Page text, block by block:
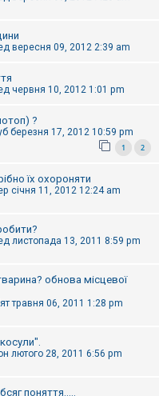
вересня 09, 2012 2:39 am
червня 10, 2012 1:01 pm
?
березня 17, 2012 10:59 pm
1 2
їх охороняти
січня 11, 2012 12:24 am
листопада 13, 2011 8:59 pm
обнова місцевої
травня 06, 2011 1:28 pm
лютого 28, 2011 6:56 pm
поняття.....